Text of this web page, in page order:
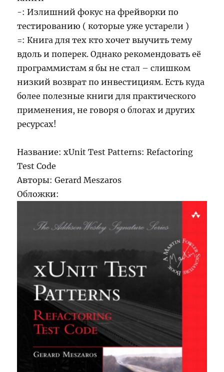
-: Излишний фокус на фрейворки по
тестированию ( которые уже устарели )
=: Книга для тех кто хочет выучить тему
вдоль и поперек. Однако рекомендовать её
программистам я бы не стал – слишком
низкий возврат по инвестициям. Есть куда
более полезные книги для практического
применения, не говоря о блогах и других
ресурсах!
Название: xUnit Test Patterns: Refactoring
Test Code
Авторы: Gerard Meszaros
Обложки: